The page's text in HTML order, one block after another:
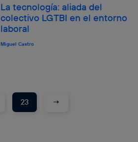
La tecnología: aliada del
colectivo LGTBI en el entorno
laboral
Miguel Castro
23 →